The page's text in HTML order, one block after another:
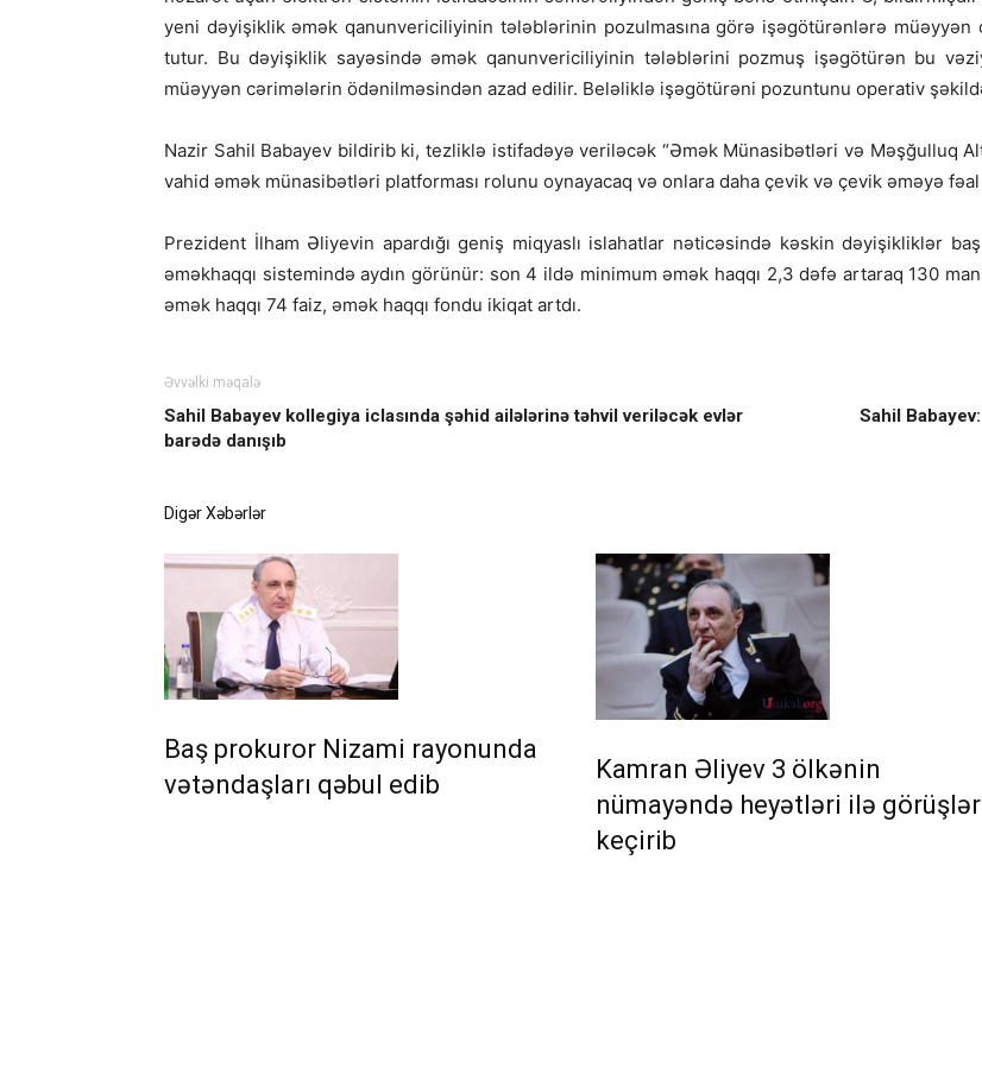
yeni dəyişiklik əmək qanunvericiliyinin tələblərinin pozulmasına görə işəgötürənlərə
tutur. Bu dəyişiklik sayəsində əmək qanunvericiliyinin tələblərini pozmuş işəgötürən bu
müəyyən cərimələrin ödənilməsindən azad edilir. Beləliklə işəgötürəni pozuntunu operativ şəkildə
Nazir Sahil Babayev bildirib ki, tezliklə istifadəyə veriləcək “Əmək Münasibətləri və Məşğulluq
vahid əmək münasibətləri platforması rolunu oynayacaq və onlara daha çevik və çevik əməyə
Prezident İlham Əliyevin apardığı geniş miqyaslı islahatlar nəticəsində kəskin dəyişikliklər
əməkhaqqı sistemində aydın görünür: son 4 ildə minimum əmək haqqı 2,3 dəfə artaraq 130
əmək haqqı 74 faiz, əmək haqqı fondu ikiqat artdı.
Əvvəlki məqalə
Sahil Babayev kollegiya iclasında şəhid ailələrinə təhvil veriləcək evlər
barədə danışıb
Sahil
Digər Xəbərlər
Baş prokuror Nizami rayonunda
vətəndaşları qəbul edib
Kamran Əliyev 3 ölkənin
nümayəndə heyətləri ilə görüşlər
keçirib